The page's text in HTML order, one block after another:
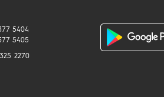
5404
5405
2270